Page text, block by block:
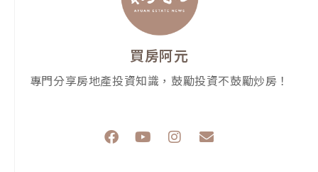
買房阿元
專門分享房地產投資知識，鼓勵投資不鼓勵炒房！
F
a
Y I E